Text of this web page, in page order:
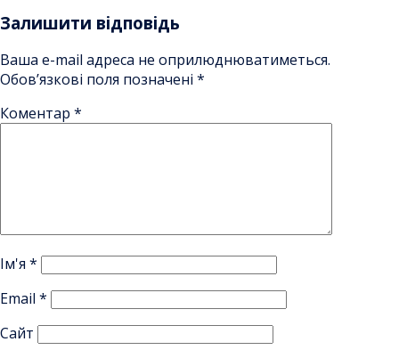
Залишити відповідь
Ваша e-mail адреса не оприлюднюватиметься.
Обов’язкові поля позначені *
Коментар *
Ім'я *
Email *
Сайт